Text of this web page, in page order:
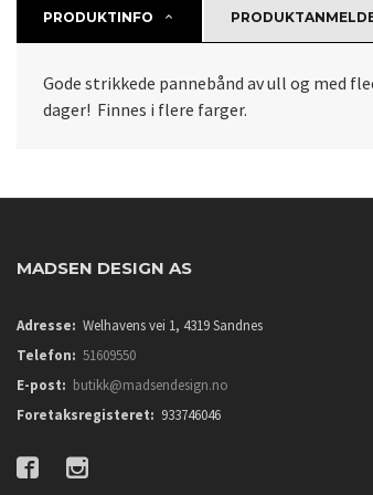
PRODUKTINFO
Gode strikkede pannebånd av ull og med
dager! Finnes i flere farger.
MADSEN DESIGN AS
Adresse: Welhavens vei 1, 4319 Sandnes
Telefon: 51609550
E-post: butikk@madsendesign.no
Foretaksregisteret: 933746046